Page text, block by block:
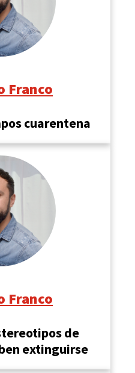
Franco
cuarentena
Franco
de
extinguirse